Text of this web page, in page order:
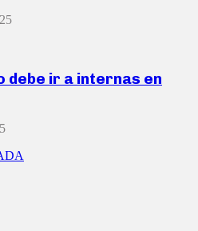
debe ir a internas en